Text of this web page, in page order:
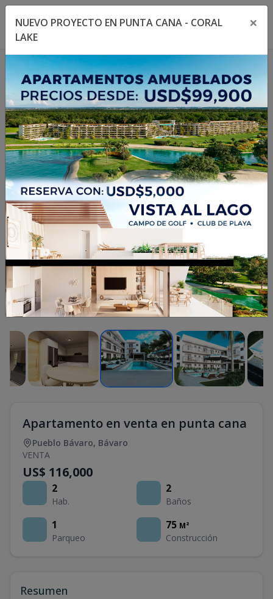
Toggle navigation menu
1/25
Apartamento en venta en punta cana
Pueblo Bávaro, Bávaro
VENTA
US$ 116,000
2
Hab.
2
Baños
1
Parqueo
75 M²
Construcción
Resumen
NUEVO PROYECTO EN PUNTA CANA - CORAL
LAKE
×